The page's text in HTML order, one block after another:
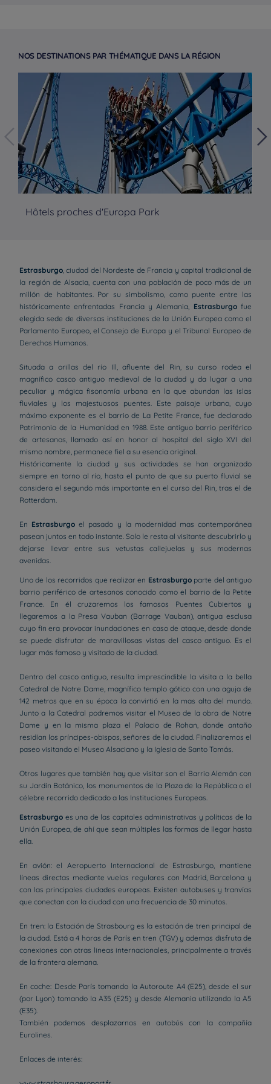
NOS DESTINATIONS PAR THÉMATIQUE DANS LA RÉGION
Hôtels proches d'Europa Park
Estrasburgo, ciudad del Nordeste de Francia y capital tradicional de
la región de Alsacia, cuenta con una población de poco más de un
millón de habitantes. Por su simbolismo, como puente entre las
históricamente enfrentadas Francia y Alemania, Estrasburgofue
elegida sede de diversas instituciones de la Unión Europea como el
Parlamento Europeo, el Consejo de Europa y el Tribunal Europeo de
Derechos Humanos.
Situada a orillas del río Ill, afluente del Rin, su curso rodea el
magnífico casco antiguo medieval de la ciudad y da lugar a una
peculiar y mágica fisonomía urbana en la que abundan las islas
fluviales y los majestuosos puentes. Este paisaje urbano, cuyo
máximo exponente es el barrio de La Petite France, fue declarado
Patrimonio de la Humanidad en 1988. Este antiguo barrio periférico
de artesanos, llamado así en honor al hospital del siglo XVI del
mismo nombre, permanece fiel a su esencia original.
Históricamente la ciudad y sus actividades se han organizado
siempre en torno al río, hasta el punto de que su puerto fluvial se
considera el segundo más importante en el curso del Rin, tras el de
Rotterdam.
En Estrasburgo el pasado y la modernidad mas contemporánea
pasean juntos en todo instante. Solo le resta al visitante descubrirlo y
dejarse llevar entre sus vetustas callejuelas y sus modernas
avenidas.
Uno de los recorridos que realizar en Estrasburgoparte del antiguo
barrio periférico de artesanos conocido como el barrio de la Petite
France. En él cruzaremos los famosos Puentes Cubiertos y
llegaremos a la Presa Vauban (Barrage Vauban), antigua esclusa
cuyo fin era provocar inundaciones en caso de ataque, desde donde
se puede disfrutar de maravillosas vistas del casco antiguo. Es el
lugar más famoso y visitado de la ciudad.
Dentro del casco antiguo, resulta imprescindible la visita a la bella
Catedral de Notre Dame, magnífico templo gótico con una aguja de
142 metros que en su época la convirtió en la mas alta del mundo.
Junto a la Catedral podremos visitar el Museo de la obra de Notre
Dame y en la misma plaza el Palacio de Rohan, donde antaño
residían los príncipes-obispos, señores de la ciudad. Finalizaremos el
paseo visitando el Museo Alsaciano y la Iglesia de Santo Tomás.
Otros lugares que también hay que visitar son el Barrio Alemán con
su Jardín Botánico, los monumentos de la Plaza de la República o el
célebre recorrido dedicado a las Instituciones Europeas.
Estrasburgo es una de las capitales administrativas y políticas de la
Unión Europea, de ahí que sean múltiples las formas de llegar hasta
ella.
En avión: el Aeropuerto Internacional de Estrasburgo, mantiene
líneas directas mediante vuelos regulares con Madrid, Barcelona y
con las principales ciudades europeas. Existen autobuses y tranvías
que conectan con la ciudad con una frecuencia de 30 minutos.
En tren: la Estación de Strasbourg es la estación de tren principal de
la ciudad. Está a 4 horas de París en tren (TGV) y ademas disfruta de
conexiones con otras lineas internacionales, principalmente a través
de la frontera alemana.
En coche: Desde París tomando la Autoroute A4 (E25), desde el sur
(por Lyon) tomando la A35 (E25) y desde Alemania utilizando la A5
(E35).
También podemos desplazarnos en autobús con la compañía
Eurolines.
Enlaces de interés: